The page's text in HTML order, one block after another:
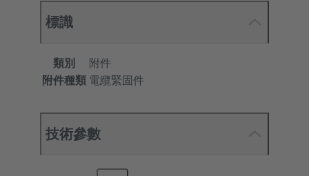
標識
類別
附件
附件種類 電纜緊固件
技術參數